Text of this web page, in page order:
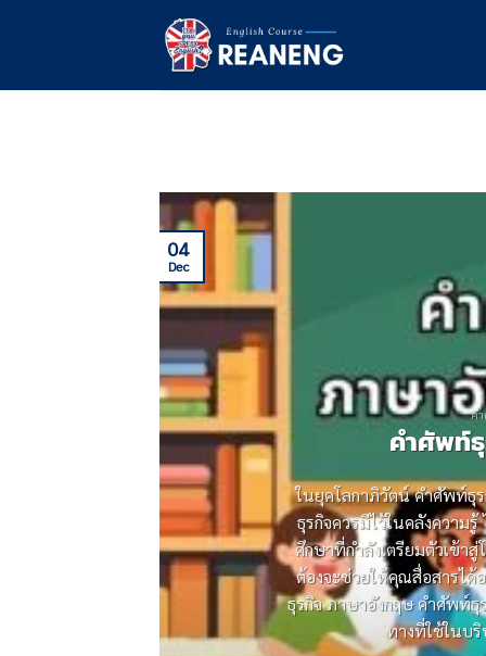
ค
คําศัพท์
ในยุคโลกาภิวัตน์ คําศัพท์ธุ
ธุรกิจควรมีไว้ในคลังควา
ศึกษาที่กําลังเตรียมตัวเข้า
ต้องจะช่วยให้คุณสื่อสารไ
ธุรกิจ ภาษาอังกฤษ คําศัพท์
ทางที่ใช้ในบริ
04
Dec